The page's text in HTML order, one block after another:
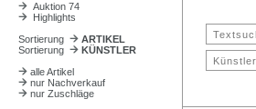
Auktion 74
Highlights
Sortierung
ARTIKEL
Sortierung
KÜNSTLER
alle Artikel
nur Nachverkauf
nur Zuschläge